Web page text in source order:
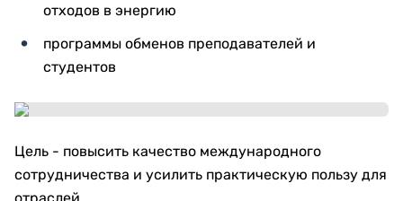
отходов в энергию
программы обменов преподавателей и
студентов
Цель - повысить качество международного
сотрудничества и усилить практическую пользу для